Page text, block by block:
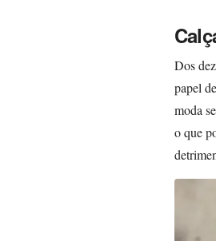
Dos
papel
moda
o que